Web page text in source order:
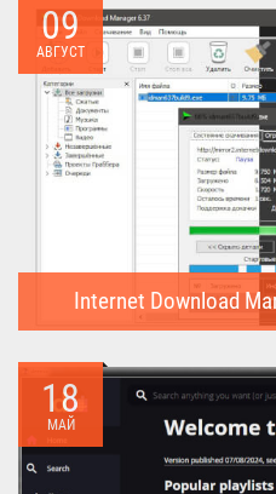
09
АВГУСТ
Internet Download
18
МАЙ